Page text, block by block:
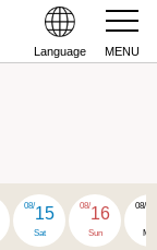
Language MENU
08/15
Sat
08/16
Sun
08/